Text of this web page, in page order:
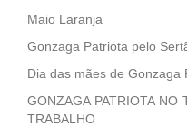
Maio Laranja
Gonzaga Patriota pelo
Dia das mães de Gonzaga
GONZAGA PATRIOTA
TRABALHO